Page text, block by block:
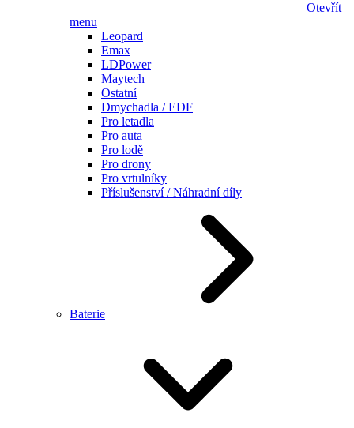
Otevřít
menu
Leopard
Emax
LDPower
Maytech
Ostatní
Dmychadla / EDF
Pro letadla
Pro auta
Pro lodě
Pro drony
Pro vrtulníky
Příslušenství / Náhradní díly
Baterie